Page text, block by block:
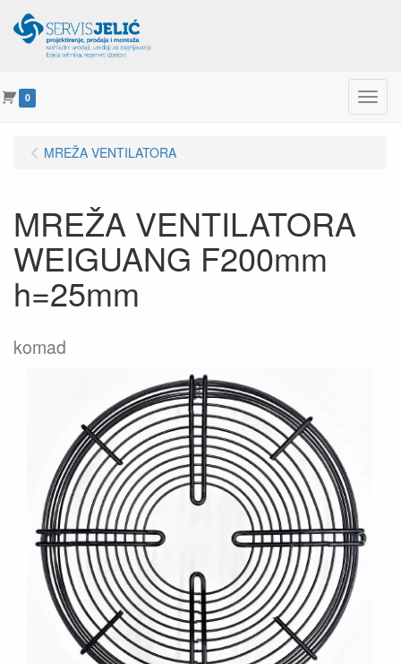
0 Menu
MREŽA VENTILATORA
MREŽA VENTILATORA
WEIGUANG F200mm
h=25mm
komad